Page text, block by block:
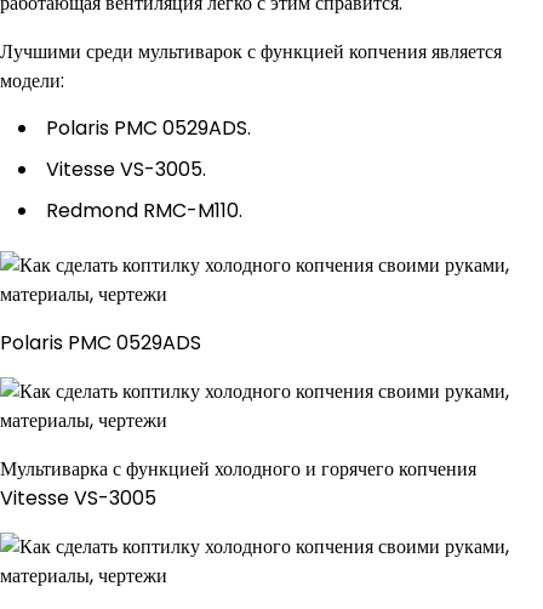
Лучшими среди мультиварок с функцией копчения является
модели:
Polaris PMC 0529ADS.
Vitesse VS-3005.
Redmond RMC-M110.
Polaris PMC 0529ADS
Мультиварка с функцией холодного и горячего копчения
Vitesse VS-3005